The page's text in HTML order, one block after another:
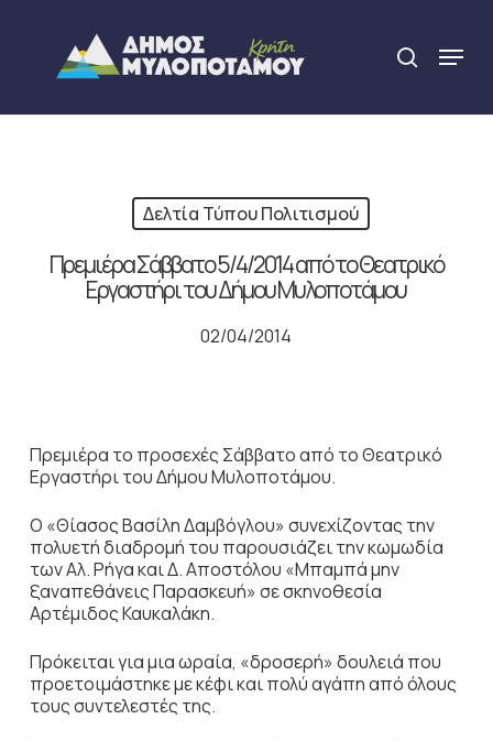
content
search
Menu
Δελτία Τύπου Πολιτισμού
Πρεμιέρα Σάββατο 5/4/2014 από το Θεατρικό
Εργαστήρι του Δήμου Μυλοποτάμου
02/04/2014
Πρεμιέρα το προσεχές Σάββατο από το Θεατρικό
Εργαστήρι του Δήμου Μυλοποτάμου.
Ο «Θίασος Βασίλη Δαμβόγλου» συνεχίζοντας την
πολυετή διαδρομή του παρουσιάζει την κωμωδία
των Αλ. Ρήγα και Δ. Αποστόλου «Μπαμπά μην
ξαναπεθάνεις Παρασκευή» σε σκηνοθεσία
Αρτέμιδος Καυκαλάκη.
Πρόκειται για μια ωραία, «δροσερή» δουλειά που
προετοιμάστηκε με κέφι και πολύ αγάπη από όλους
τους συντελεστές της.
Close